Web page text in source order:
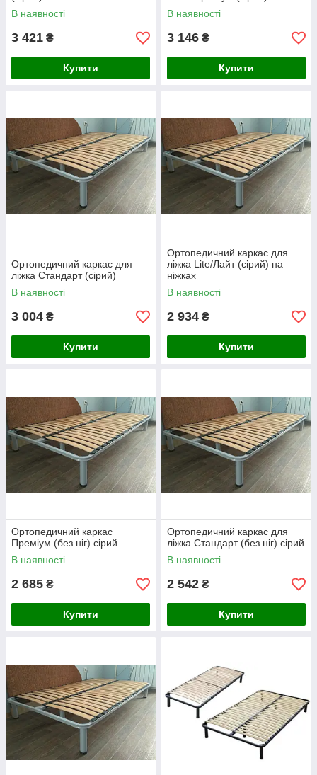
В наявності
3 421 ₴
Купити
В наявності
3 146 ₴
Купити
Ортопедичний каркас для
ліжка Стандарт (сірий)
В наявності
3 004 ₴
Купити
Ортопедичний каркас для
ліжка Lite/Лайт (сірий) на
ніжках
В наявності
2 934 ₴
Купити
Ортопедичний каркас
Преміум (без ніг) сірий
В наявності
2 685 ₴
Купити
Ортопедичний каркас для
ліжка Стандарт (без ніг) сірий
В наявності
2 542 ₴
Купити